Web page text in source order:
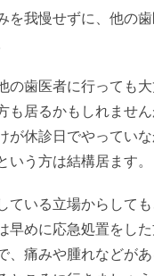
を我慢せずに、他の
の歯医者に行っても
も居るかもしれませ
が休診日でやってい
いう方は結構居ます。
ている立場からして
早めに応急処置をし
、痛みや腫れなどが